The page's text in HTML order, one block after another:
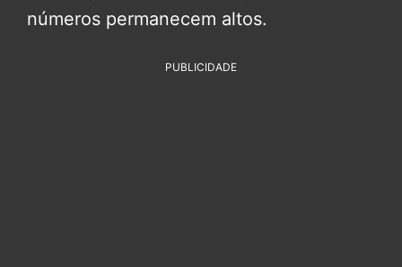
números permanecem altos.
PUBLICIDADE